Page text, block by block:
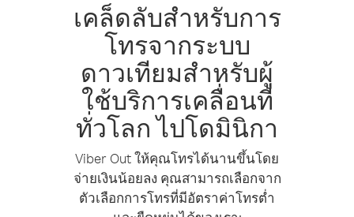
เคล็ดลับสำหรับการ
โทรจากระบบ
ดาวเทียมสำหรับผู้
ใช้บริการเคลื่อนที่
ทั่วโลก ไปโดมินิกา
Viber Out ให้คุณโทรได้นานขึ้นโดย
จ่ายเงินน้อยลง คุณสามารถเลือกจาก
ตัวเลือกการโทรที่มีอัตราค่าโทรต่ำ